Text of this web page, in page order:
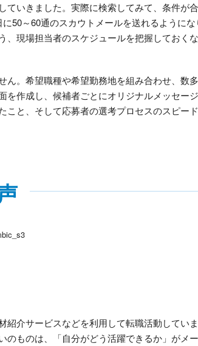
いきました。実際に検索してみて、条件が
50～60通のスカウトメールを送れるようにな
現場担当者のスケジュールを把握しておく
。希望職種や希望勤務地を組み合わせ、数
作成し、候補者ごとにオリジナルメッセー
と、そして応募者の選考プロセスのスピー
介サービスなどを利用して転職活動してい
ものは、「自分がどう活躍できるか」がメ